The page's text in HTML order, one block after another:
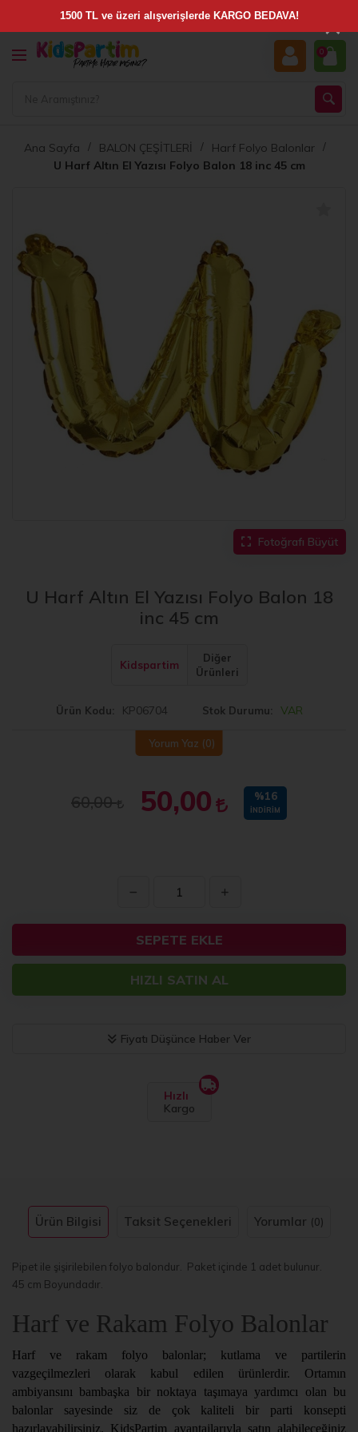
0
Ana Sayfa BALON ÇEŞİTLERİ
Harf Folyo Balonlar
U Harf Altın El Yazısı Folyo Balon 18 inc 45 cm
Fotoğrafı Büyüt
U Harf Altın El Yazısı Folyo Balon 18
inc 45 cm
Kidspartim
Diğer
Ürünleri
Ürün Kodu KP06704 Stok Durumu VAR
Yorum Yaz (0)
60,00 50,00 %16
İNDIRIM
SEPETE EKLE
HIZLI SATIN AL
Fiyatı Düşünce Haber Ver
Hızlı
Kargo
Ürün Bilgisi Taksit Seçenekleri Yorumlar (0)
Pipet ile şişirilebilen folyo balondur. Paket içinde 1 adet bulunur.
45 cm Boyundadır.
Harf ve Rakam Folyo Balonlar
Harf ve rakam folyo balonlar; kutlama ve partilerin
vazgeçilmezleri olarak kabul edilen ürünlerdir. Ortamın
ambiyansını bambaşka bir noktaya taşımaya yardımcı olan bu
balonlar sayesinde siz de çok kaliteli bir parti konsepti
hazırlayabilirsiniz. KidsPartim avantajlarıyla satın alabileceğiniz
×